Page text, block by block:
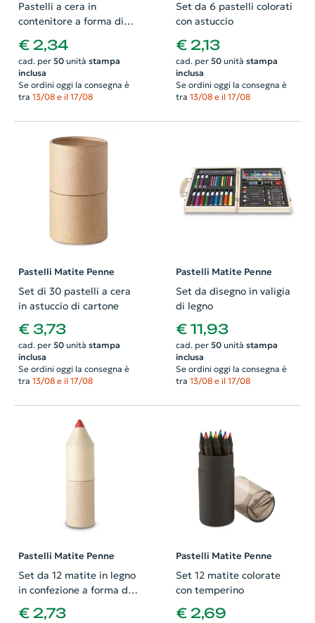
Pastelli a cera in
contenitore a forma di
€ 2,34
cad. per 50unità stampa
inclusa
Se ordini oggi la consegna è
tra 13/08 e il 17/08
Set da 6 pastelli colorati
con astuccio
€ 2,13
cad. per 50unità stampa
inclusa
Se ordini oggi la consegna è
tra 13/08 e il 17/08
Pastelli Matite Penne
Set di 30 pastelli a cera
in astuccio di cartone
€ 3,73
cad. per 50unità stampa
inclusa
Se ordini oggi la consegna è
tra 13/08 e il 17/08
Pastelli Matite Penne
Set da disegno in valigia
di legno
€ 11,93
cad. per 50unità stampa
inclusa
Se ordini oggi la consegna è
tra 13/08 e il 17/08
Pastelli Matite Penne
Set da 12 matite in legno
in confezione a forma di
matita
€ 2,73
Pastelli Matite Penne
Set 12 matite colorate
con temperino
€ 2,69